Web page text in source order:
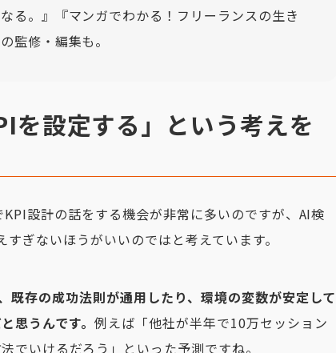
る。』『マンガでわかる！フリーランスの生き
監修・編集も。
を設定する」という考えを
KPI設計の話をする機会が非常に多いのですが、AI検
ぎないほうがいいのではと考えています。
既存の成功法則が通用したり、環境の変数が安定して
思うんです。例えば「他社が半年で10万セッション
でいけるだろう」といった予測ですね。